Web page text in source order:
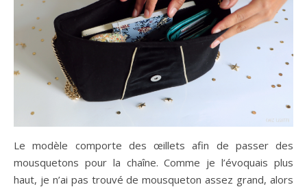
Le modèle comporte des œillets afin de passer des
mousquetons pour la chaîne. Comme je l’évoquais plus
haut, je n’ai pas trouvé de mousqueton assez grand, alors